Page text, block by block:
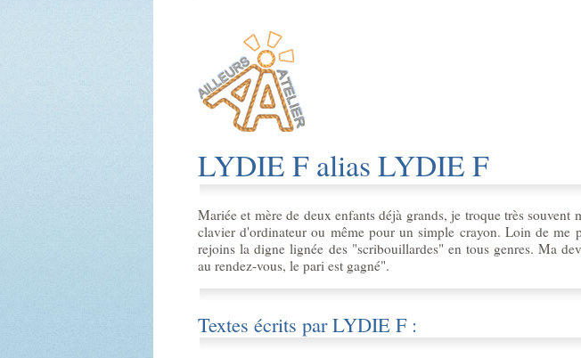
LYDIE F alias LYDIE F
Mariée et mère de deux enfants déjà grands, je troque très souvent
clavier d'ordinateur ou même pour un simple crayon. Loin de me
rejoins la digne lignée des "scribouillardes" en tous genres. Ma
au rendez-vous, le pari est gagné".
Textes écrits par LYDIE F :